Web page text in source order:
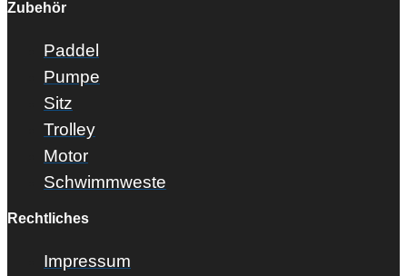
Zubehör
Paddel
Pumpe
Sitz
Trolley
Motor
Schwimmweste
Rechtliches
Impressum